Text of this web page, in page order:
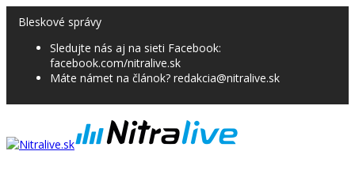
Bleskové správy
Sledujte nás aj na sieti Facebook:
facebook.com/nitralive.sk
Máte námet na článok? redakcia@nitralive.sk